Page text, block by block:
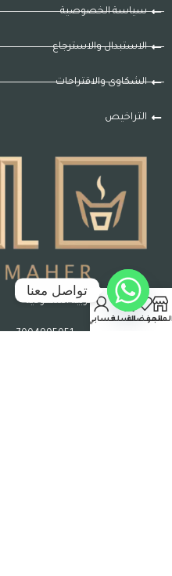
سياسة الخصوصية
الاستبدال والاسترجاع
الشكاوى والاقتراحات
التراخيص
جدة – المملكة العربية السعودية
رقم السجل التجاري : 7004995051
المفضلةالسلةحسابي
تواصل معنا